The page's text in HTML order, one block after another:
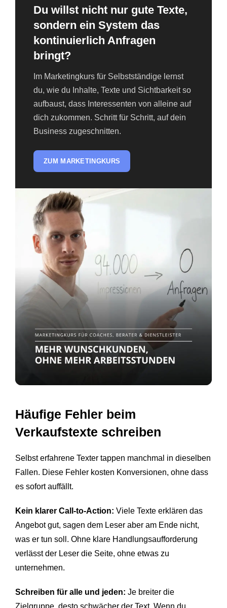
Du willst nicht nur gute Texte,
sondern ein System das
kontinuierlich Anfragen
bringt?
Im Marketingkurs für Selbstständige lernst
du, wie du Inhalte, Texte und Sichtbarkeit so
aufbaust, dass Interessenten von alleine auf
dich zukommen. Schritt für Schritt, auf dein
Business zugeschnitten.
ZUM MARKETINGKURS
Häufige Fehler beim
Verkaufstexte schreiben
Selbst erfahrene Texter tappen manchmal in dieselben
Fallen. Diese Fehler kosten Konversionen, ohne dass
es sofort auffällt.
Kein klarer Call-to-Action: Viele Texte erklären das
Angebot gut, sagen dem Leser aber am Ende nicht,
was er tun soll. Ohne klare Handlungsaufforderung
verlässt der Leser die Seite, ohne etwas zu
unternehmen.
Schreiben für alle und jeden: Je breiter die